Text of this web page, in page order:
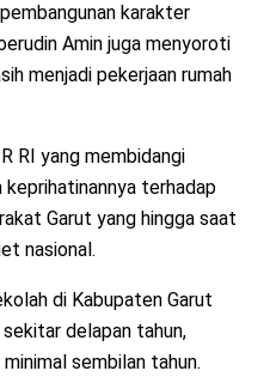
karakter
Amin juga menyoroti
menjadi pekerjaan rumah
RI yang membidangi
keprihatinannya terhadap
Garut yang hingga saat
nasional.
di Kabupaten Garut
delapan tahun,
sembilan tahun.